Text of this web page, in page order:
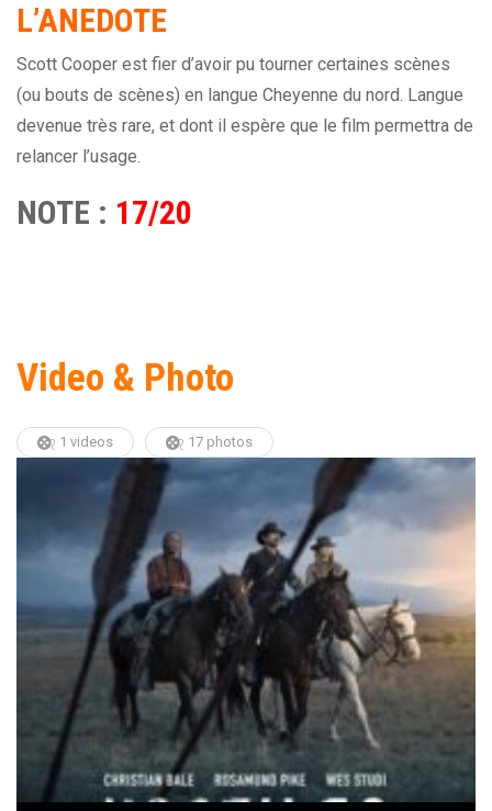
L’ANEDOTE
Scott Cooper est fier d’avoir pu tourner certaines scènes
(ou bouts de scènes) en langue Cheyenne du nord. Langue
devenue très rare, et dont il espère que le film permettra de
relancer l’usage.
NOTE : 17/20
Video & Photo
1 videos 17 photos